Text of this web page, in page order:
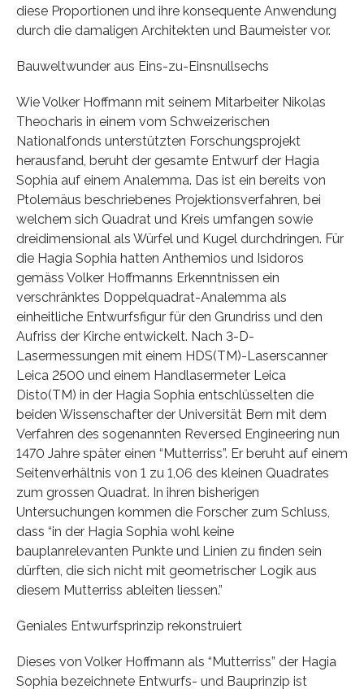
diese Proportionen und ihre konsequente Anwendung
durch die damaligen Architekten und Baumeister vor.
Bauweltwunder aus Eins-zu-Einsnullsechs
Wie Volker Hoffmann mit seinem Mitarbeiter Nikolas
Theocharis in einem vom Schweizerischen
Nationalfonds unterstützten Forschungsprojekt
herausfand, beruht der gesamte Entwurf der Hagia
Sophia auf einem Analemma. Das ist ein bereits von
Ptolemäus beschriebenes Projektionsverfahren, bei
welchem sich Quadrat und Kreis umfangen sowie
dreidimensional als Würfel und Kugel durchdringen. Für
die Hagia Sophia hatten Anthemios und Isidoros
gemäss Volker Hoffmanns Erkenntnissen ein
verschränktes Doppelquadrat-Analemma als
einheitliche Entwurfsfigur für den Grundriss und den
Aufriss der Kirche entwickelt. Nach 3-D-
Lasermessungen mit einem HDS(TM)-Laserscanner
Leica 2500 und einem Handlasermeter Leica
Disto(TM) in der Hagia Sophia entschlüsselten die
beiden Wissenschafter der Universität Bern mit dem
Verfahren des sogenannten Reversed Engineering nun
1470 Jahre später einen “Mutterriss”. Er beruht auf einem
Seitenverhältnis von 1 zu 1,06 des kleinen Quadrates
zum grossen Quadrat. In ihren bisherigen
Untersuchungen kommen die Forscher zum Schluss,
dass “in der Hagia Sophia wohl keine
bauplanrelevanten Punkte und Linien zu finden sein
dürften, die sich nicht mit geometrischer Logik aus
diesem Mutterriss ableiten liessen.”
Geniales Entwurfsprinzip rekonstruiert
Dieses von Volker Hoffmann als “Mutterriss” der Hagia
Sophia bezeichnete Entwurfs- und Bauprinzip ist